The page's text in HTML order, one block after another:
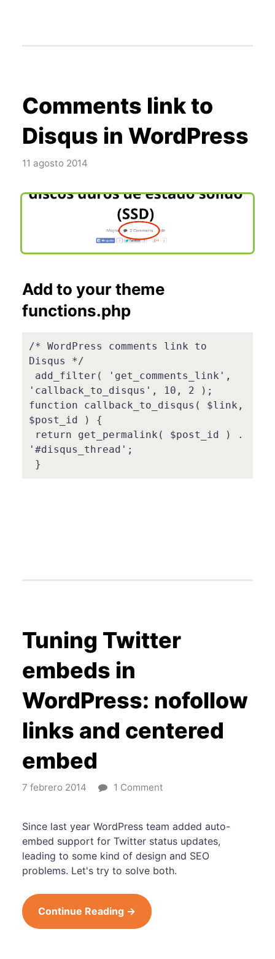
Comments link to
Disqus in WordPress
11 agosto 2014
Add to your theme
functions.php
/* WordPress comments link to
Disqus */
'callback_to_disqus', 10, 2 );
function callback_to_disqus( $link,
$post_id ) {
'#disqus_thread';
Tuning Twitter
embeds in
WordPress: nofollow
links and centered
embed
7 febrero 2014 1 Comment
Since last year WordPress team added auto-
embed support for Twitter status updates,
leading to some kind of design and SEO
problems. Let's try to solve both.
Continue Reading →